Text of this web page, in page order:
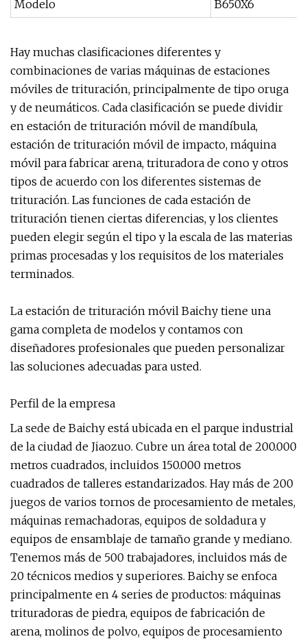
Modelo B650X6
Hay muchas clasificaciones diferentes y
combinaciones de varias máquinas de estaciones
móviles de trituración, principalmente de tipo oruga
y de neumáticos. Cada clasificación se puede dividir
en estación de trituración móvil de mandíbula,
estación de trituración móvil de impacto, máquina
móvil para fabricar arena, trituradora de cono y otros
tipos de acuerdo con los diferentes sistemas de
trituración. Las funciones de cada estación de
trituración tienen ciertas diferencias, y los clientes
pueden elegir según el tipo y la escala de las materias
primas procesadas y los requisitos de los materiales
terminados.
La estación de trituración móvil Baichy tiene una
gama completa de modelos y contamos con
diseñadores profesionales que pueden personalizar
las soluciones adecuadas para usted.
Perfil de la empresa
La sede de Baichy está ubicada en el parque industrial
de la ciudad de Jiaozuo. Cubre un área total de 200.000
metros cuadrados, incluidos 150.000 metros
cuadrados de talleres estandarizados. Hay más de 200
juegos de varios tornos de procesamiento de metales,
máquinas remachadoras, equipos de soldadura y
equipos de ensamblaje de tamaño grande y mediano.
Tenemos más de 500 trabajadores, incluidos más de
20 técnicos medios y superiores. Baichy se enfoca
principalmente en 4 series de productos: máquinas
trituradoras de piedra, equipos de fabricación de
arena, molinos de polvo, equipos de procesamiento